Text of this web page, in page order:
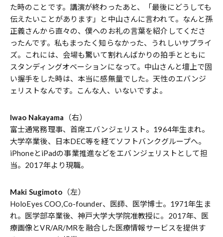
た時のことです。講演が終わったあと、「最後にどうしても
伝えたいことがあります」と中山さんに言われて。なんと孫
正義さんから直々の、僕へのお礼の言葉を紹介してくださ
ったんです。私もまったく知らなかった、うれしいサプライ
ズ。これには、会場も驚いて割れんばかりの拍手とともに
スタンディングオベーションになって。中山さんと壇上で固
い握手をした時は、本当に感無量でした。天性のエバンジ
ェリストなんです。こんな人、いないですよ。
Iwao Nakayama （右）
富士通常務理事、首席エバンジェリスト。1964年生まれ。
大学卒業後、日本DEC等を経てソフトバンクグループへ。
iPhoneとiPadの事業推進などをエバンジェリストとして担
当。2017年より現職。
Maki Sugimoto （左）
HoloEyes COO,Co-founder、医師、医学博士。1971年生ま
れ。医学部卒業後、神戸大学大学院准教授に。2017年、医
療画像とVR/AR/MRを融合した医療情報サービスを提供す